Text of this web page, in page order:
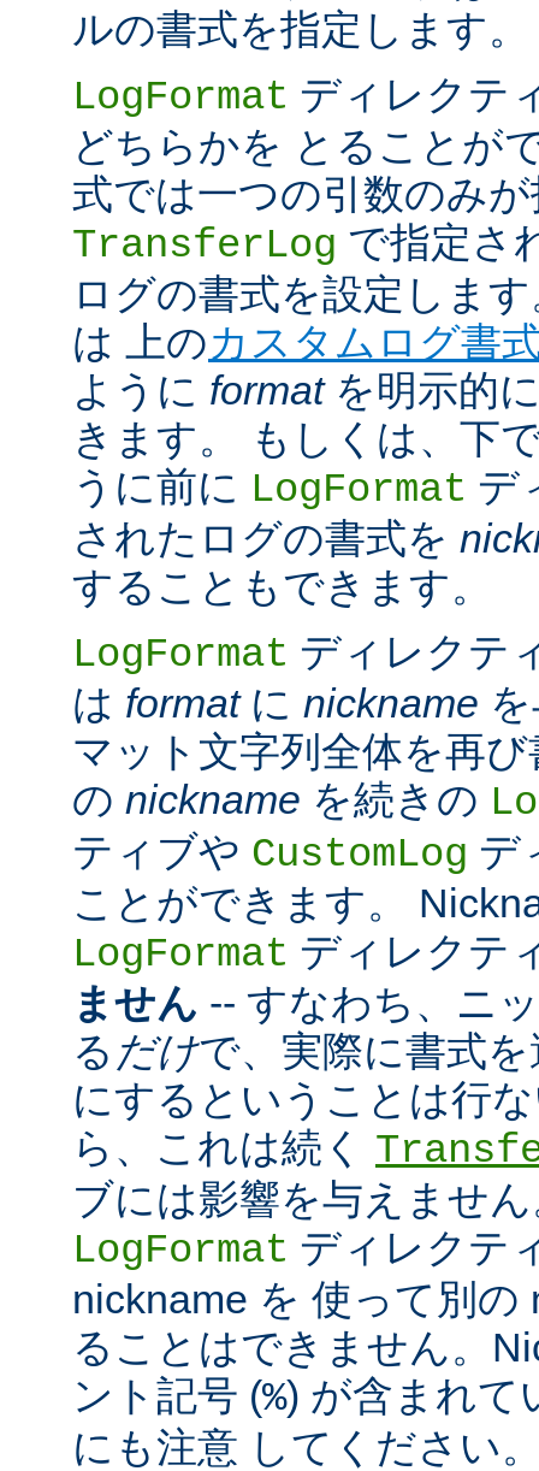
ルの書式を指定します。
LogFormat ディレクテ
どちらかを とることが
式では一つの引数のみ
TransferLog で指定さ
ログの書式を設定しま
は 上のカスタムログ書
ように formatを明示的
きます。 もしくは、下
うに前に LogFormat デ
されたログの書式を
することもできます。
LogFormat ディレクテ
は formatに nickname
マット文字列全体を再
の nickname を続きの
ティブや CustomLog デ
ことができます。
LogFormat ディレクテ
ません -- すなわち、ニ
る だけで、実際に書式
にするということは行
ら、これは続く
ブには影響を与えませ
LogFormat ディレクテ
nickname を 使って別の
ることはできません。
ント記号 (%) が含まれて
にも注意 してください